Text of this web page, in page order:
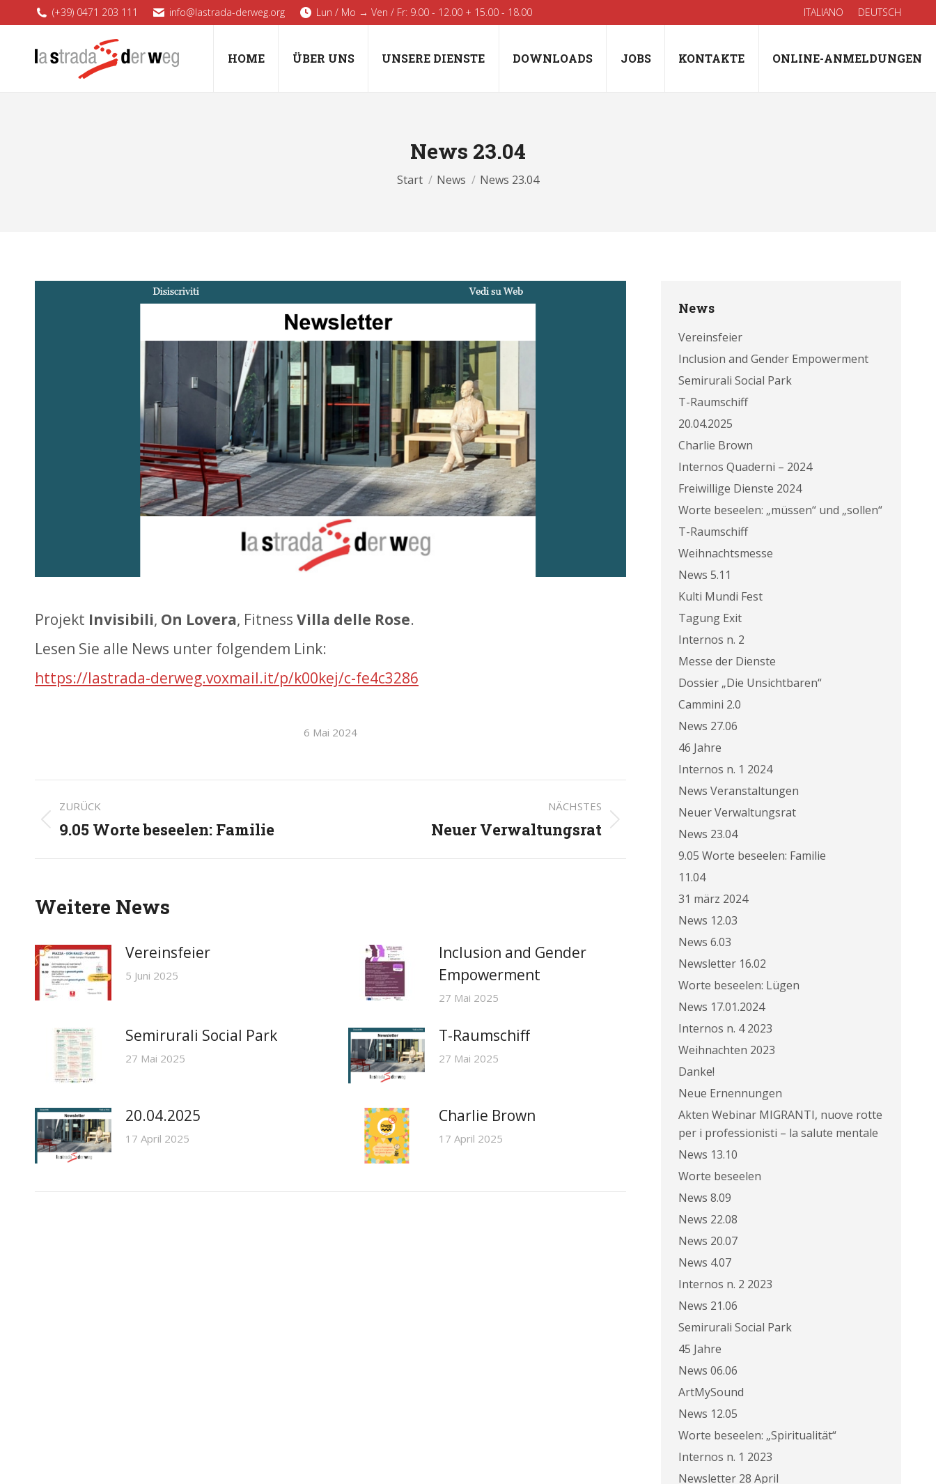
(+39) 0471 203 111 info@lastrada-derweg.org Lun / Mo → Ven / Fr: 9.00 - 12.00 + 15.00 - 18.00 ITALIANO DEUTSCH
HOME ÜBER UNS UNSERE DIENSTE DOWNLOADS JOBS KONTAKTE ONLINE-ANMELDUNGEN
News 23.04
Sie befinden sich hier:
Start News News 23.04
Projekt Invisibili, On Lovera, Fitness Villa delle Rose.
Lesen Sie alle News unter folgendem Link:
https://lastrada-derweg.voxmail.it/p/k00kej/c-fe4c3286
6 Mai 2024
Kommentarnavigation
ZURÜCK
Vorheriger
9.05 Worte beseelen: Familie
NÄCHSTES
Neuer Verwaltungsrat
Weitere News
Vereinsfeier
5 Juni 2025
Inclusion and Gender
Empowerment
27 Mai 2025
Semirurali Social Park
27 Mai 2025
T-Raumschiff
27 Mai 2025
20.04.2025
17 April 2025
Charlie Brown
17 April 2025
News
Vereinsfeier
Inclusion and Gender Empowerment
Semirurali Social Park
T-Raumschiff
20.04.2025
Charlie Brown
Internos Quaderni – 2024
Freiwillige Dienste 2024
Worte beseelen: „müssen“ und „sollen“
T-Raumschiff
Weihnachtsmesse
News 5.11
Kulti Mundi Fest
Tagung Exit
Internos n. 2
Messe der Dienste
Dossier „Die Unsichtbaren“
Cammini 2.0
News 27.06
46 Jahre
Internos n. 1 2024
News Veranstaltungen
Neuer Verwaltungsrat
News 23.04
9.05 Worte beseelen: Familie
11.04
31 märz 2024
News 12.03
News 6.03
Newsletter 16.02
Worte beseelen: Lügen
News 17.01.2024
Internos n. 4 2023
Weihnachten 2023
Danke!
Neue Ernennungen
Akten Webinar MIGRANTI, nuove rotte
per i professionisti – la salute mentale
News 13.10
Worte beseelen
News 8.09
News 22.08
News 20.07
News 4.07
Internos n. 2 2023
News 21.06
Semirurali Social Park
45 Jahre
News 06.06
ArtMySound
News 12.05
Worte beseelen: „Spiritualität“
Internos n. 1 2023
Newsletter 28 April